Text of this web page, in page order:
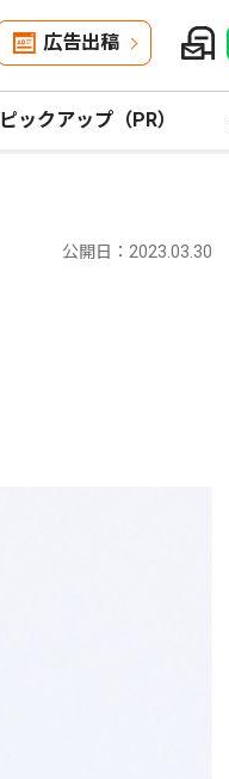
広告出稿
ピックアップ（PR）
公開日：2023.03.30